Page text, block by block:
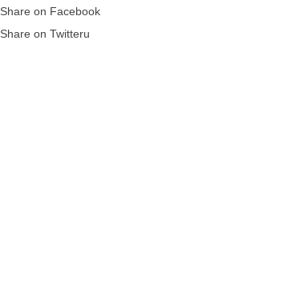
Share on Facebook
Share on Twitteru